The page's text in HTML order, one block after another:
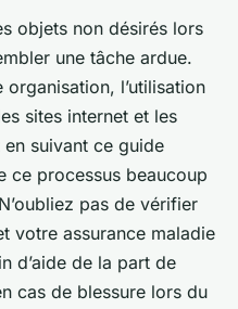
objets non désirés lors
une tâche ardue.
l’utilisation
sites internet et les
suivant ce guide
ce processus beaucoup
pas de vérifier
votre assurance maladie
d’aide de la part de
cas de blessure lors du